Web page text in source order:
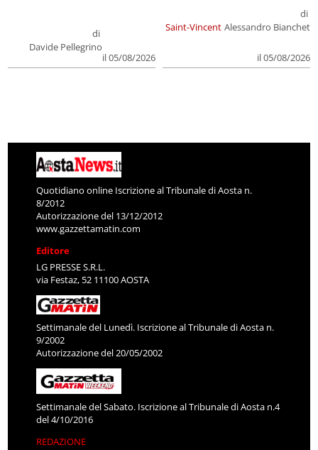
di
Davide Pellegrino
il 05/08/2026
Saint-Vincent
di
Alessandro Bianchet
il 05/08/2026
Quotidiano online Iscrizione al Tribunale di Aosta n.
8/2012
Autorizzazione del 13/12/2012
www.gazzettamatin.com
Editore
LG PRESSE S.R.L.
via Festaz, 52 11100 AOSTA
Settimanale del Lunedì. Iscrizione al Tribunale di Aosta n.
9/2002
Autorizzazione del 20/05/2002
Settimanale del Sabato. Iscrizione al Tribunale di Aosta n.4
del 4/10/2016
REDAZIONE